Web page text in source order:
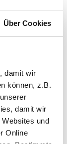
Über Cookies
damit wir
können, z.B.
damit wir
und
Online
zurzeit.«